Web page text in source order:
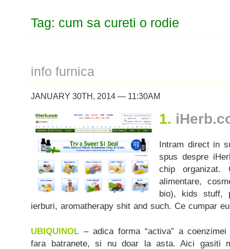
Tag: cum sa cureti o rodie
info furnica
JANUARY 30TH, 2014 — 11:30AM
1.
Intram direct in
spus despre
chip organizat.
alimentare,
bio), kids stuff,
ierburi, aromatherapy shit and such. Ce cumpar
UBIQUINOL – adica forma “activa” a
fara batranete, si nu doar la asta. Aici gasiti